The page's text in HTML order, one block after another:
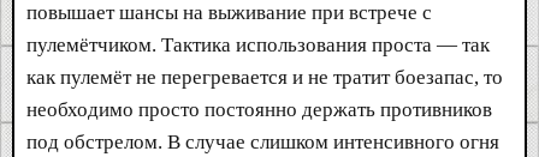
повышает шансы на выживание при встрече с
пулемётчиком. Тактика использования проста — так
как пулемёт не перегревается и не тратит боезапас, то
необходимо просто постоянно держать противников
под обстрелом. В случае слишком интенсивного огня